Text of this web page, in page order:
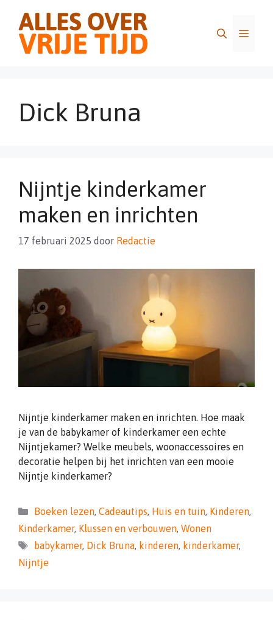
inhoud
Menu
Dick Bruna
Nijntje kinderkamer
maken en inrichten
17 februari 2025 door Redactie
Nijntje kinderkamer maken en inrichten. Hoe maak
je van de babykamer of kinderkamer een echte
Nijntjekamer? Welke meubels, woonaccessoires en
decoratie helpen bij het inrichten van een mooie
Nijntje kinderkamer?
Categorieën
Boeken lezen, Cadeautips, Huis en tuin, Kinderen,
Kinderkamer, Klussen en verbouwen, Wonen
Tags
babykamer, Dick Bruna, kinderen, kinderkamer,
Nijntje